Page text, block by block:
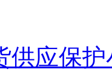
供应保